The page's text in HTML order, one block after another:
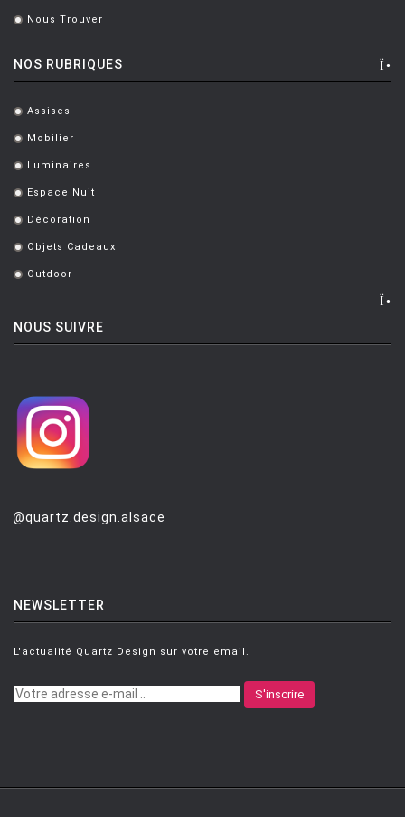
. Nous Trouver
NOS RUBRIQUES
. Assises
. Mobilier
. Luminaires
. Espace Nuit
. Décoration
. Objets Cadeaux
. Outdoor
NOUS SUIVRE
@quartz.design.alsace
NEWSLETTER
L'actualité Quartz Design sur votre email.
S'inscrire